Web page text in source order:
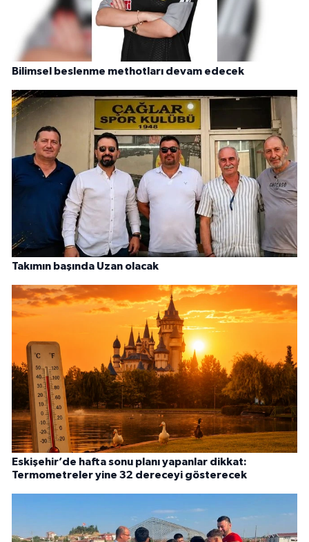
Bilimsel beslenme methotları devam edecek
Takımın başında Uzan olacak
Eskişehir’de hafta sonu planı yapanlar dikkat:
Termometreler yine 32 dereceyi gösterecek